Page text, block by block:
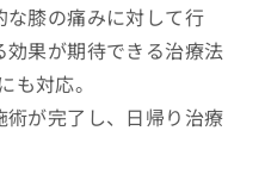
膝の痛みに対して行
果が期待できる治療法
も対応。
が完了し、日帰り治療